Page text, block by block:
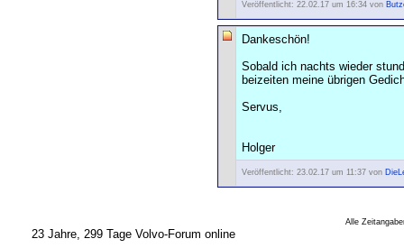
Veröffentlicht: 22.02.17 um 16:34 von
Dankeschön!
Sobald ich nachts wieder
beizeiten meine übrigen
Servus,
Holger
Veröffentlicht: 23.02.17 um 11:37 von
Alle
23 Jahre, 299 Tage Volvo-Forum online